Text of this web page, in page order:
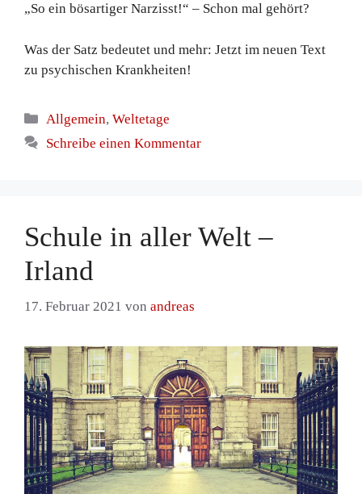
„So ein bösartiger Narzisst!“ – Schon mal gehört?
Was der Satz bedeutet und mehr: Jetzt im neuen Text
zu psychischen Krankheiten!
Kategorien
Allgemein,Weltetage
Schreibe einen Kommentar
Schule in aller Welt –
Irland
17. Februar 2021 von andreas